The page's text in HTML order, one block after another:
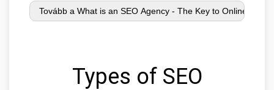
Types of SEO